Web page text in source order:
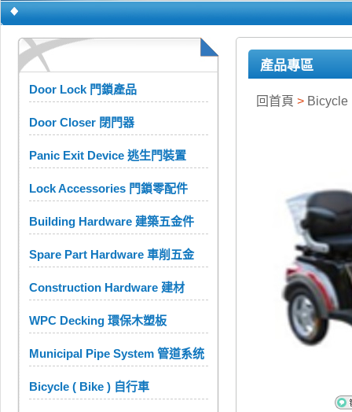
Door Lock 門鎖產品
Door Closer 閉門器
Panic Exit Device 逃生門裝置
Lock Accessories 門鎖零配件
Building Hardware 建築五金件
Spare Part Hardware 車削五金
Construction Hardware 建材
WPC Decking 環保木塑板
Municipal Pipe System 管道系统
Bicycle ( Bike ) 自行車
產品專區
回首頁 > Bicycle